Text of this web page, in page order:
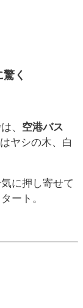
く
、 空港バス
ヤシの木、白
に押し寄せて
ート。